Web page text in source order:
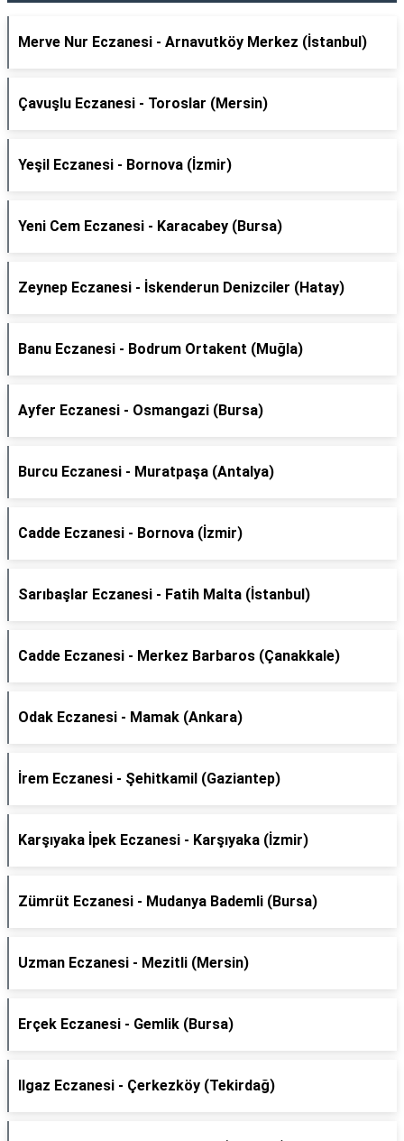
Merve Nur Eczanesi - Arnavutköy Merkez (İstanbul)
Çavuşlu Eczanesi - Toroslar (Mersin)
Yeşil Eczanesi - Bornova (İzmir)
Yeni Cem Eczanesi - Karacabey (Bursa)
Zeynep Eczanesi - İskenderun Denizciler (Hatay)
Banu Eczanesi - Bodrum Ortakent (Muğla)
Ayfer Eczanesi - Osmangazi (Bursa)
Burcu Eczanesi - Muratpaşa (Antalya)
Cadde Eczanesi - Bornova (İzmir)
Sarıbaşlar Eczanesi - Fatih Malta (İstanbul)
Cadde Eczanesi - Merkez Barbaros (Çanakkale)
Odak Eczanesi - Mamak (Ankara)
İrem Eczanesi - Şehitkamil (Gaziantep)
Karşıyaka İpek Eczanesi - Karşıyaka (İzmir)
Zümrüt Eczanesi - Mudanya Bademli (Bursa)
Uzman Eczanesi - Mezitli (Mersin)
Erçek Eczanesi - Gemlik (Bursa)
Ilgaz Eczanesi - Çerkezköy (Tekirdağ)